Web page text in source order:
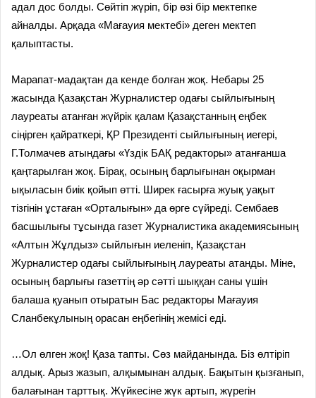
адал дос болды. Сөйтіп жүріп, бір өзі бір мектепке
айналды. Арқада «Мағауия мектебі» деген мектеп
қалыптасты.
Марапат-мадақтан да кенде болған жоқ. Небары 25
жасында Қазақстан Журналистер одағы сыйлығының
лауреаты атанған жүйрік қалам Қазақстанның еңбек
сіңірген қайраткері, ҚР Президенті сыйлығының иегері,
Г.Толмачев атындағы «Үздік БАҚ редакторы» атанғанша
қаңтарылған жоқ. Бірақ, осының барлығынан оқырман
ықыласын биік қойып өтті. Ширек ғасырға жуық уақыт
тізгінін ұстаған «Орталығын» да өрге сүйреді. Сембаев
басшылығы тұсында газет Журналистика академиясының
«Алтын Жұлдыз» сыйлығын иеленіп, Қазақстан
Журналистер одағы сыйлығының лауреаты атанды. Міне,
осының барлығы газеттің әр сәтті шыққан саны үшін
балаша қуанып отыратын Бас редакторы Мағауия
Сланбекұлының орасан еңбегінің жемісі еді.
…Ол өлген жоқ! Қаза тапты. Сөз майданында. Біз өлтіріп
алдық. Арыз жазып, алқымынан алдық. Бақытын қызғанып,
балағынан тарттық. Жүйкесіне жүк артып, жүрегін